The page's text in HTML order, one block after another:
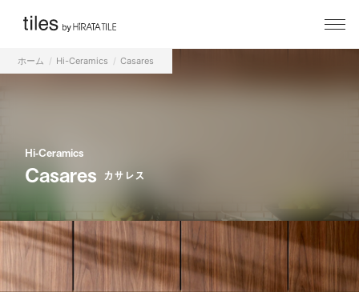
ホーム Hi-Ceramics Casares
Hi-Ceramics
Casares カサレス